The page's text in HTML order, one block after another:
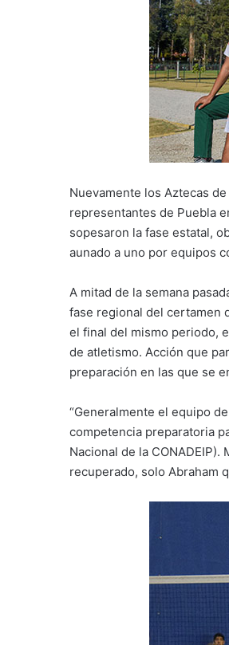
Nuevamente los Aztecas
representantes de Puebla
sopesaron la fase estatal,
aunado a uno por equipos
A mitad de la semana
fase regional del certamen
el final del mismo periodo,
de atletismo. Acción que
preparación en las que se
“Generalmente el equipo
competencia preparatoria
Nacional de la
recuperado, solo Abraham